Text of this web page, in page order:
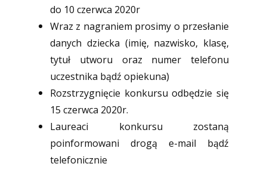
do 10 czerwca 2020r
Wraz z nagraniem prosimy o przesłanie
danych dziecka (imię, nazwisko, klasę,
tytuł utworu oraz numer telefonu
uczestnika bądź opiekuna)
Rozstrzygnięcie konkursu odbędzie się
15 czerwca 2020r.
Laureaci konkursu zostaną
poinformowani drogą e-mail bądź
telefonicznie